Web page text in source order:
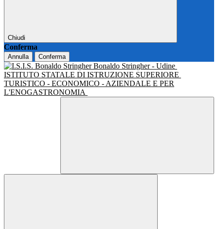
Chiudi
Conferma
Annulla Conferma
Bonaldo Stringher - Udine
ISTITUTO STATALE DI ISTRUZIONE SUPERIORE
TURISTICO - ECONOMICO - AZIENDALE E PER
L'ENOGASTRONOMIA